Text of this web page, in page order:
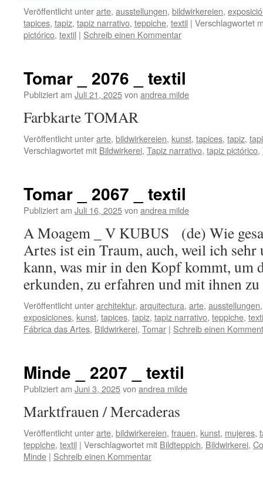
Veröffentlicht unterarte, ausstellungen, bildwirkereien,
tapices, tapiz, tapiz narrativo, teppiche, textil | Verschlagwortet
pictórico, textil | Schreib einen Kommentar
Tomar _ 2076 _ textil
Publiziert am Juli 21, 2025von andrea milde
Farbkarte TOMAR
Veröffentlicht unterarte, bildwirkereien, kunst, tapices, tapiz,
Verschlagwortet mit Bildwirkerei, Tapiz narrativo, tapiz pictórico,
Tomar _ 2067 _ textil
Publiziert am Juli 16, 2025von andrea milde
A Moagem _ V KUBUS (de) Wie
Artes ist ein Traum, auch, weil ich
kann, was mir in den Kopf kommt, um
erkunden, zu erfahren und mit ihnen
Veröffentlicht unterarchitektur, arquitectura, arte, ausstellungen
exposiciones, kunst, tapices, tapiz, tapiz narrativo, teppiche,
Fábrica das Artes, Bildwirkerei, Tomar | Schreib einen
Minde _ 2207 _ textil
Publiziert am Juni 3, 2025von andrea milde
Marktfrauen / Mercaderas
Veröffentlicht unterarte, bildwirkereien, frauen, kunst, mujeres,
teppiche, textil | Verschlagwortet mit Bildteppich, Bildwirkerei,
Minde | Schreib einen Kommentar